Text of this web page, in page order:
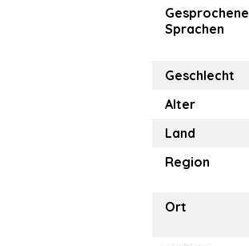
Gesprochene
Sprachen
Geschlecht
Alter
Land
Region
Ort